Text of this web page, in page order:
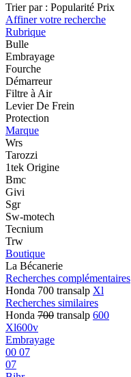
Trier par : Popularité Prix
Affiner votre recherche
Rubrique
Bulle
Embrayage
Fourche
Démarreur
Filtre à Air
Levier De Frein
Protection
Marque
Wrs
Tarozzi
1tek Origine
Bmc
Givi
Sgr
Sw-motech
Tecnium
Trw
Boutique
La Bécanerie
Recherches complémentaires
Honda 700 transalp Xl
Recherches similaires
Honda 700 transalp 600
Xl600v
Embrayage
00 07
07